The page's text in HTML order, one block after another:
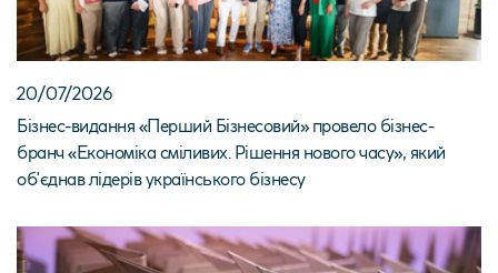
20/07/2026
Бізнес-видання «Перший Бізнесовий» провело бізнес-
бранч «Економіка сміливих. Рішення нового часу», який
об'єднав лідерів українського бізнесу